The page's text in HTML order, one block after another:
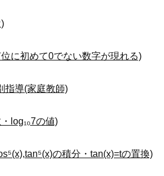
に初めて0でない数字が現れる)
指導(家庭教師)
log₁₀7の値)
の積分・tan(x)=tの置換)